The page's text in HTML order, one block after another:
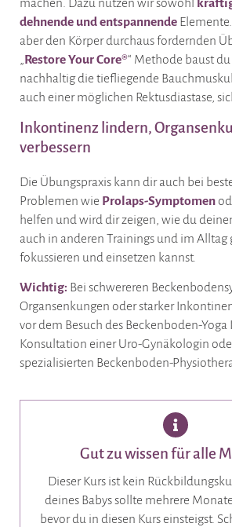
machen. Dazu nutzen wir sowohl
dehnende und entspannende
aber den Körper durchaus fordernden
„Restore Your Core®“ Methode baust
nachhaltig die tiefliegende
auch einer möglichen Rektusdiastase,
Inkontinenz lindern,
verbessern
Die Übungspraxis kann dir auch bei
Problemen wie Prolaps-Symptomen
helfen und wird dir zeigen, wie du
auch in anderen Trainings und im Alltag
fokussieren und einsetzen kannst.
Wichtig: Bei schwereren
Organsenkungen oder starker
vor dem Besuch des Beckenboden-Yoga
Konsultation einer Uro-Gynäkologin
spezialisierten Beckenboden-
Gut zu wissen für alle
Dieser Kurs ist kein
deines Babys sollte mehrere
bevor du in diesen Kurs einsteigst.